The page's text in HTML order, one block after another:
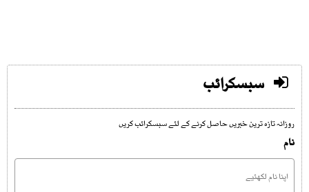
سبسکرائب
روزانہ تازہ ترین خبریں حاصل کرنے کے لئے سبسکرائب کریں
نام